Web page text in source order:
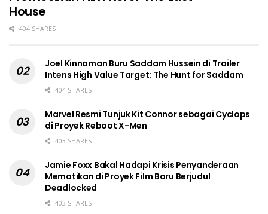
House
404 SHARES
Joel Kinnaman Buru Saddam Hussein di Trailer
Intens High Value Target: The Hunt for Saddam
404 SHARES
Marvel Resmi Tunjuk Kit Connor sebagai Cyclops
di Proyek Reboot X-Men
403 SHARES
Jamie Foxx Bakal Hadapi Krisis Penyanderaan
Mematikan di Proyek Film Baru Berjudul
Deadlocked
403 SHARES